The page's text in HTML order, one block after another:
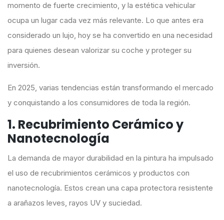
momento de fuerte crecimiento, y la estética vehicular
ocupa un lugar cada vez más relevante. Lo que antes era
considerado un lujo, hoy se ha convertido en una necesidad
para quienes desean valorizar su coche y proteger su
inversión.
En 2025, varias tendencias están transformando el mercado
y conquistando a los consumidores de toda la región.
1. Recubrimiento Cerámico y
Nanotecnología
La demanda de mayor durabilidad en la pintura ha impulsado
el uso de recubrimientos cerámicos y productos con
nanotecnología. Estos crean una capa protectora resistente
a arañazos leves, rayos UV y suciedad.